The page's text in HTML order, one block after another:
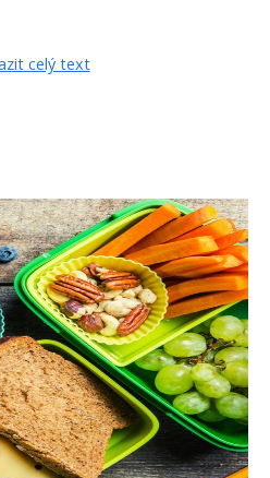
zvyklostí dítěte
termíny kurzů
celý text